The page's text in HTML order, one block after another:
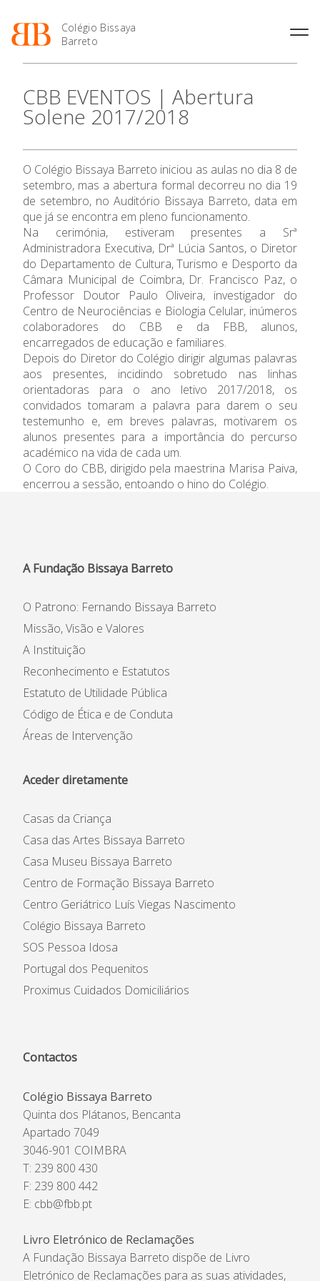
Colégio Bissaya
Barreto
O Colégio
Projeto Educativo
Organização
Colaboradores Não
Docentes
Instalações
Ofertas de emprego
Regulamentos
Jornal “O Coreto”
Privacidade
Oferta Formativa
Enriquecimento Curricular
Oferta Curricular
Sala de Estudo
Atividades de Interrupção
Letiva
Academia de LínguasEnsino Profissional
Profissionais
Matrículas
Termalismo
Curso de Técnico/a de Apoio
à Família e à Comunidade
Ofertas de Emprego
Ano Letivo
2027
Calendários
de Educação
SIGE
Secretariado de Exames
Admissão
Informações
APEE
Notícias
CBB EVENTOS | Abertura
Solene 2017/2018
O Colégio Bissaya Barreto iniciou as aulas no dia 8 de
setembro, mas a abertura formal decorreu no dia 19
de setembro, no Auditório Bissaya Barreto, data em
que já se encontra em pleno funcionamento.
Na cerimónia, estiveram presentes a Srª
Administradora Executiva, Drª Lúcia Santos, o Diretor
do Departamento de Cultura, Turismo e Desporto da
Câmara Municipal de Coimbra, Dr. Francisco Paz, o
Professor Doutor Paulo Oliveira, investigador do
Centro de Neurociências e Biologia Celular, inúmeros
colaboradores do CBB e da FBB, alunos,
encarregados de educação e familiares.
Depois do Diretor do Colégio dirigir algumas palavras
aos presentes, incidindo sobretudo nas linhas
orientadoras para o ano letivo 2017/2018, os
convidados tomaram a palavra para darem o seu
testemunho e, em breves palavras, motivarem os
alunos presentes para a importância do percurso
académico na vida de cada um.
O Coro do CBB, dirigido pela maestrina Marisa Paiva,
encerrou a sessão, entoando o hino do Colégio.
A Fundação Bissaya Barreto
O Patrono: Fernando Bissaya Barreto
Missão, Visão e Valores
A Instituição
Reconhecimento e Estatutos
Estatuto de Utilidade Pública
Código de Ética e de Conduta
Áreas de Intervenção
Aceder diretamente
Casas da Criança
Casa das Artes Bissaya Barreto
Casa Museu Bissaya Barreto
Centro de Formação Bissaya Barreto
Centro Geriátrico Luís Viegas Nascimento
Colégio Bissaya Barreto
SOS Pessoa Idosa
Portugal dos Pequenitos
Proximus Cuidados Domiciliários
Contactos
Colégio Bissaya Barreto
Quinta dos Plátanos, Bencanta
Apartado 7049
3046-901 COIMBRA
T: 239 800 430
F: 239 800 442
E: cbb@fbb.pt
Livro Eletrónico de Reclamações
A Fundação Bissaya Barreto dispõe de Livro
Eletrónico de Reclamações para as suas atividades,